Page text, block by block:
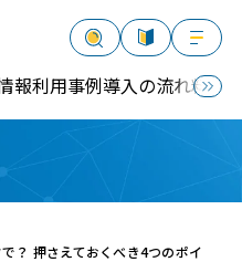
？ 押さえておくべき4つのポイ
報利用事例導入の流れ料金